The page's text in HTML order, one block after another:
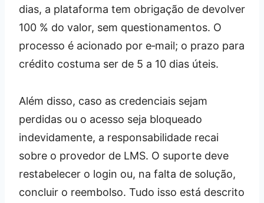
dias, a plataforma tem obrigação de devolver
100 % do valor, sem questionamentos. O
processo é acionado por e‑mail; o prazo para
crédito costuma ser de 5 a 10 dias úteis.
Além disso, caso as credenciais sejam
perdidas ou o acesso seja bloqueado
indevidamente, a responsabilidade recai
sobre o provedor de LMS. O suporte deve
restabelecer o login ou, na falta de solução,
concluir o reembolso. Tudo isso está descrito